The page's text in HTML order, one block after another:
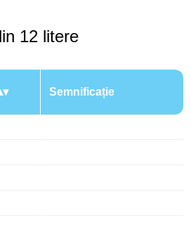
12 litere
Semnificație